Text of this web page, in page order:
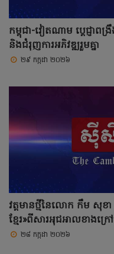
កម្ពុជា-វៀតណាម ប្តេជ្ញា
និងជំរុញការអភិវឌ្ឍរួមគ្នា
២៩ កក្កដា ២០២៦
វត្តមានថ្មីនៃលោក កឹម សុខា
ខ្មែរ»ពីសារអុជអាលខាងក្រ
២៨ កក្កដា ២០២៦